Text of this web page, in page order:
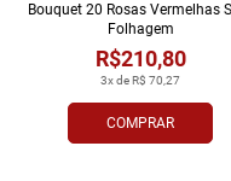
COMPRAR
3x de R$ 70,27
R$210,80
Bouquet 20 Rosas Vermelhas
Folhagem